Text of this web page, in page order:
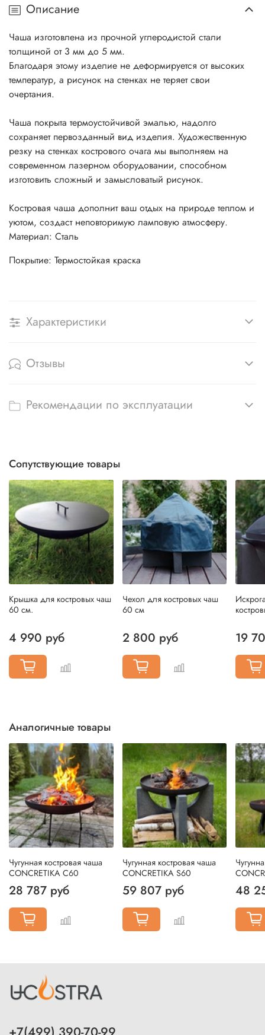
Описание
Чаша изготовлена из прочной углеродистой стали
толщиной от 3 мм до 5 мм.
Благодаря этому изделие не деформируется от высоких
температур, а рисунок на стенках не теряет свои
очертания.
Чаша покрыта термоустойчивой эмалью, надолго
сохраняет первозданный вид изделия. Художественную
резку на стенках кострового очага мы выполняем на
современном лазерном оборудовании, способном
изготовить сложный и замысловатый рисунок.
Костровая чаша дополнит ваш отдых на природе теплом и
уютом, создаст неповторимую ламповую атмосферу.
Материал: Сталь
Покрытие: Термостойкая краска
Характеристики
Отзывы
Рекомендации по эксплуатации
Сопутствующие товары
Крышка для костровых чаш
60 см.
4 990 руб
Чехол для костровых чаш
60 см
2 800 руб 19
Аналогичные товары
Чугунная костровая чаша
CONCRETIKA C60
28 787 руб
Чугунная костровая чаша
CONCRETIKA S60
59 807 руб 48